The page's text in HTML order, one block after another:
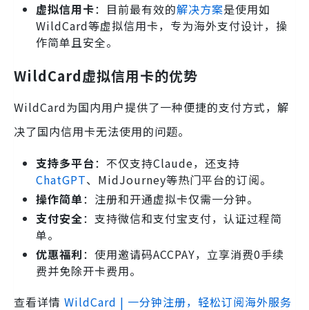
虚拟信用卡：目前最有效的解决方案是使用如
WildCard等虚拟信用卡，专为海外支付设计，操
作简单且安全。
WildCard虚拟信用卡的优势
WildCard为国内用户提供了一种便捷的支付方式，解
决了国内信用卡无法使用的问题。
支持多平台：不仅支持Claude，还支持
ChatGPT、MidJourney等热门平台的订阅。
操作简单：注册和开通虚拟卡仅需一分钟。
支付安全：支持微信和支付宝支付，认证过程简
单。
优惠福利：使用邀请码ACCPAY，立享消费0手续
费并免除开卡费用。
查看详情 WildCard | 一分钟注册，轻松订阅海外服务